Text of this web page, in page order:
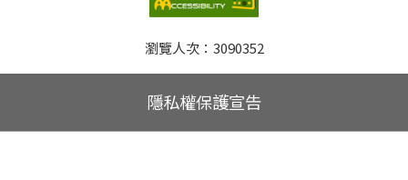
瀏覽人次： 3090352
隱私權保護宣告